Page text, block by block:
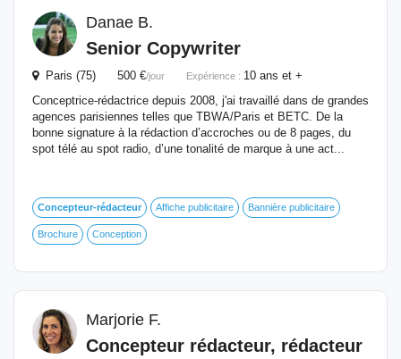
Danae B.
Senior Copywriter
Paris (75) 500 €/jour Expérience : 10 ans et +
Conceptrice-rédactrice depuis 2008, j'ai travaillé dans de grandes
agences parisiennes telles que TBWA/Paris et BETC. De la
bonne signature à la rédaction d’accroches ou de 8 pages, du
spot télé au spot radio, d’une tonalité de marque à une act...
Concepteur-rédacteur Affiche publicitaire Bannière publicitaire
Brochure Conception
Marjorie F.
Concepteur rédacteur, rédacteur